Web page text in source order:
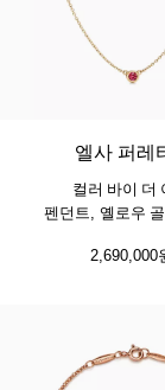
엘사 퍼레
컬러 바이 더
펜던트, 옐로우
2,690,000